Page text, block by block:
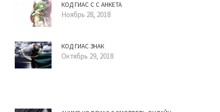
КОД ГИАС С С АНКЕТА
Ноябрь 28, 2018
КОД ГИАС ЗНАК
Октябрь 29, 2018